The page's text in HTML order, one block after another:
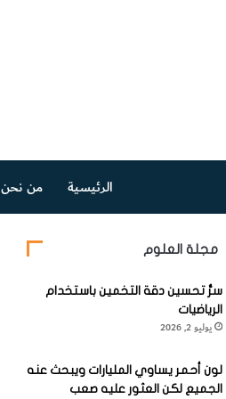
الرئيسية من نحن
مجلة العلوم
سرُّ تحسين دقة التخمين باستخدام
الرياضيات
يوليو 2, 2026
لون أحمر يساوي المليارات ويبحث عنه
الجميع لكن العثور عليه صعب